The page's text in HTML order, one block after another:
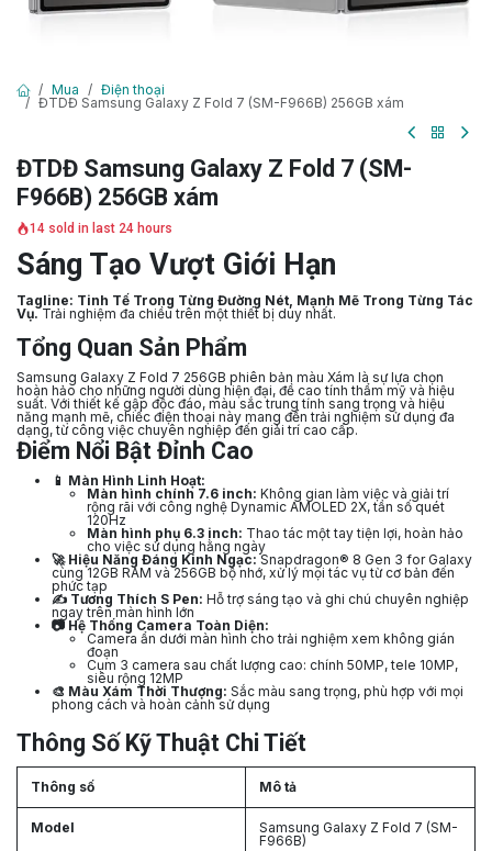
Mua
Điện thoại
ĐTDĐ Samsung Galaxy Z Fold 7 (SM-F966B) 256GB xám
ĐTDĐ Samsung Galaxy Z Fold 7 (SM-
F966B) 256GB xám
14 sold in last 24 hours
Sáng Tạo Vượt Giới Hạn
Tagline: Tinh Tế Trong Từng Đường Nét, Mạnh Mẽ Trong Từng Tác
Vụ.Trải nghiệm đa chiều trên một thiết bị duy nhất.
Tổng Quan Sản Phẩm
Samsung Galaxy Z Fold 7 256GB phiên bản màu Xám là sự lựa chọn
hoàn hảo cho những người dùng hiện đại, đề cao tính thẩm mỹ và hiệu
suất. Với thiết kế gập độc đáo, màu sắc trung tính sang trọng và hiệu
năng mạnh mẽ, chiếc điện thoại này mang đến trải nghiệm sử dụng đa
dạng, từ công việc chuyên nghiệp đến giải trí cao cấp.
Điểm Nổi Bật Đỉnh Cao
📱 Màn Hình Linh Hoạt:
Màn hình chính 7.6 inch: Không gian làm việc và giải trí
rộng rãi với công nghệ Dynamic AMOLED 2X, tần số quét
120Hz
Màn hình phụ 6.3 inch: Thao tác một tay tiện lợi, hoàn hảo
cho việc sử dụng hằng ngày
🚀 Hiệu Năng Đáng Kinh Ngạc: Snapdragon® 8 Gen 3 for Galaxy
cùng 12GB RAM và 256GB bộ nhớ, xử lý mọi tác vụ từ cơ bản đến
phức tạp
✍️ Tương Thích S Pen: Hỗ trợ sáng tạo và ghi chú chuyên nghiệp
ngay trên màn hình lớn
📷 Hệ Thống Camera Toàn Diện:
Camera ẩn dưới màn hình cho trải nghiệm xem không gián
đoạn
Cụm 3 camera sau chất lượng cao: chính 50MP, tele 10MP,
siêu rộng 12MP
🎨 Màu Xám Thời Thượng: Sắc màu sang trọng, phù hợp với mọi
phong cách và hoàn cảnh sử dụng
Thông Số Kỹ Thuật Chi Tiết
Thông số Mô tả
Model
Samsung Galaxy Z Fold 7 (SM-
F966B)